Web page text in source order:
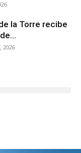
la Torre recibe
2026